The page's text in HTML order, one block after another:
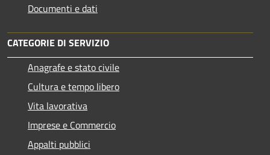
Documenti e dati
CATEGORIE DI SERVIZIO
Anagrafe e stato civile
Cultura e tempo libero
Vita lavorativa
Imprese e Commercio
Appalti pubblici